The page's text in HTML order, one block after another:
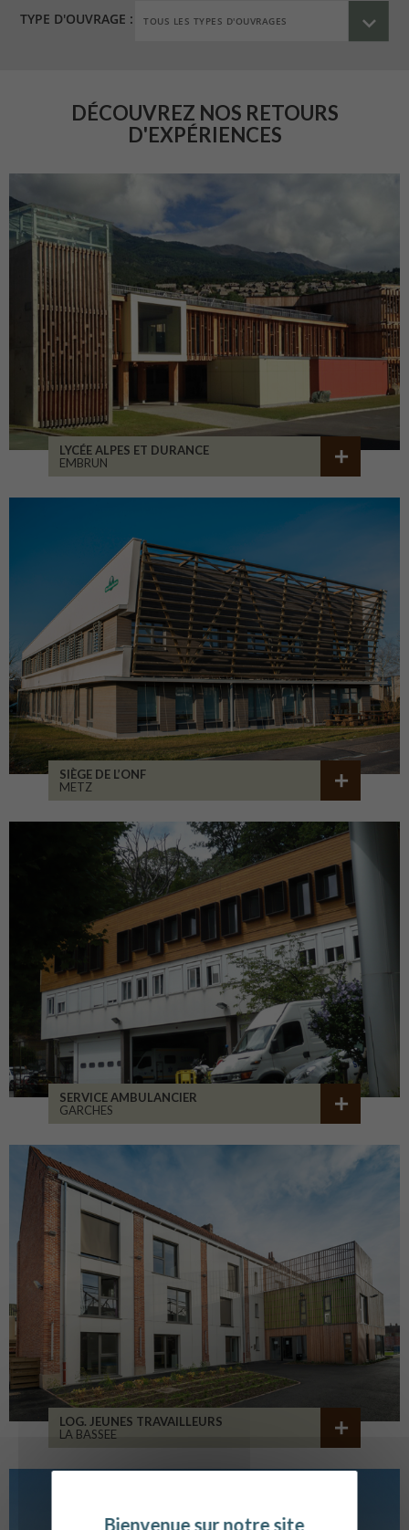
TYPE D'OUVRAGE :
DÉCOUVREZ NOS RETOURS
D'EXPÉRIENCES
LYCÉE ALPES ET DURANCE
EMBRUN
SIÈGE DE L’ONF
METZ
SERVICE AMBULANCIER
GARCHES
LOG. JEUNES TRAVAILLEURS
LA BASSEE